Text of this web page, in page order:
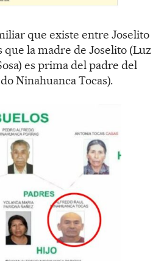
que existe entre Joselito
que la madre de Joselito (Luz
es prima del padre del
Ninahuanca Tocas).